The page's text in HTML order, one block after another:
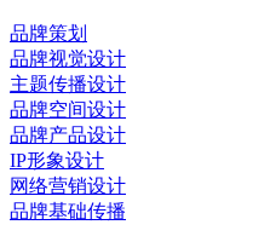
品牌策划
品牌视觉设计
主题传播设计
品牌空间设计
品牌产品设计
IP形象设计
网络营销设计
品牌基础传播